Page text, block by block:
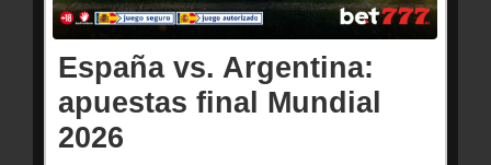
España vs. Argentina:
apuestas final Mundial
2026